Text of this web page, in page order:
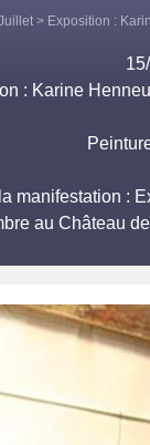
> Exposition :
: Karine
manifestation :
au Château